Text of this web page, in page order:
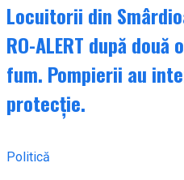
Locuitorii din
RO-ALERT după
fum. Pompierii au
protecție.
Politică